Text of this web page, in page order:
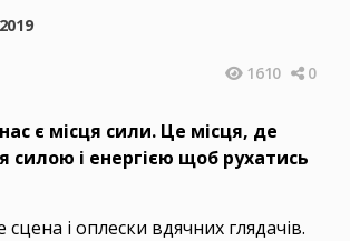
1610 0
є місця сили. Це місця, де
силою і енергією щоб рухатись
і оплески вдячних глядачів.